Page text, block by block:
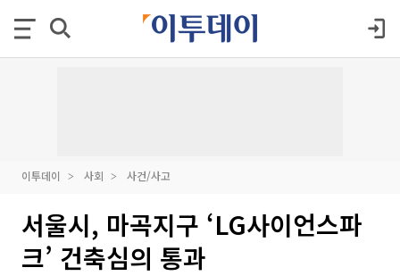
이투데이 사회 사건/사고
서울시, 마곡지구 ‘LG사이언스파
크’ 건축심의 통과